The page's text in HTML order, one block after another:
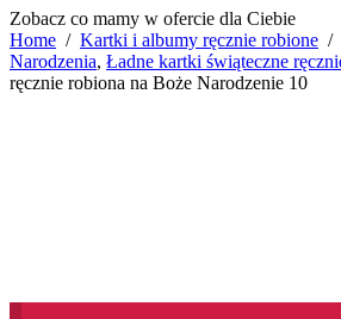
Zobacz co mamy w ofercie dla Ciebie
Home / Kartki i albumy ręcznie robione /
Narodzenia, Ładne kartki świąteczne
ręcznie robiona na Boże Narodzenie 10